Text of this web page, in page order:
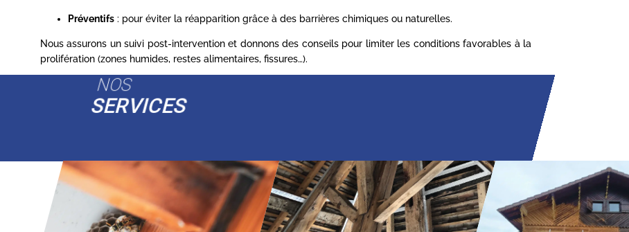
Préventifs : pour éviter la réapparition grâce à des barrières chimiques ou naturelles.
Nous assurons un suivi post-intervention et donnons des conseils pour limiter les conditions favorables à la
prolifération (zones humides, restes alimentaires, fissures…).
NOS
SERVICES